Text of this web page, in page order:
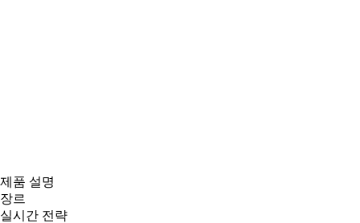
제품 설명
장르
실시간 전략